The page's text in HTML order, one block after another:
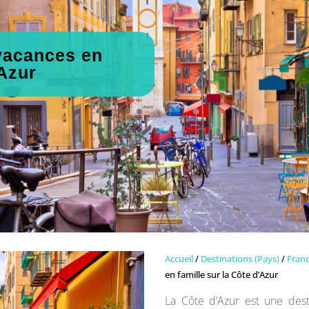
en
Accueil/ Destinations (Pays)/
en famille sur la Côte d’Azur
La Côte d’Azur est une